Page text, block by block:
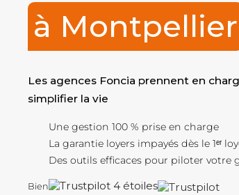
à Montpellier
Les agences Foncia prennent en
simplifier la vie
Une gestion 100 % prise en charge
La garantie loyers impayés dès le 1ᵉʳ
Des outils efficaces pour piloter votre
Bien